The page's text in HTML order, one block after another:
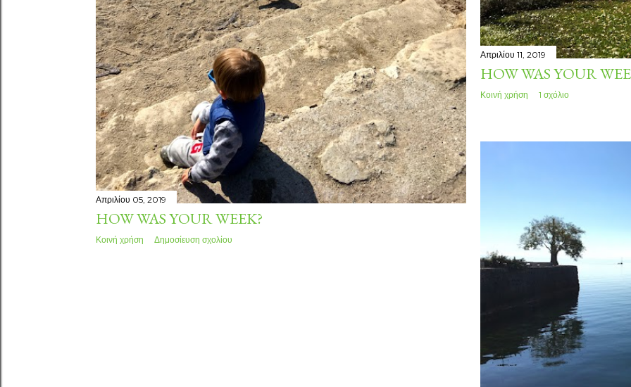
Απριλίου 11, 2019
HOW WAS YOUR
Κοινή χρήση 1 σχόλιο
Απριλίου 05, 2019
HOW WAS YOUR WEEK?
Κοινή χρήση Δημοσίευση σχολίου